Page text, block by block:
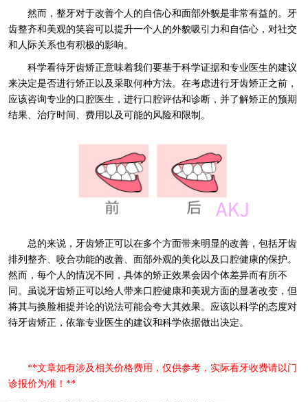
然而，整牙对于改善个人的自信心和面部外貌是非常有益的。牙
齿整齐和美观的笑容可以提升一个人的外貌吸引力和自信心，对社交
和人际关系也有积极的影响。
科学看待牙齿矫正意味着我们要基于科学证据和专业医生的建议
来决定是否进行矫正以及采取何种方法。在考虑进行牙齿矫正之前，
应该咨询专业的口腔医生，进行口腔评估和诊断，并了解矫正的预期
结果、治疗时间、费用以及可能的风险和限制。
总的来说，牙齿矫正可以在多个方面带来明显的改善，包括牙齿
排列整齐、咬合功能的改善、面部外观的美化以及口腔健康的保护。
然而，每个人的情况不同，具体的矫正效果会因个体差异而有所不
同。虽说牙齿矫正可以给人带来口腔健康和美观方面的显著改变，但
将其与换脸相提并论的说法可能会夸大其效果。应该以科学的态度对
待牙齿矫正，依靠专业医生的建议和科学依据做出决定。
**文章如有涉及相关价格费用，仅供参考，实际看牙收费请以门
诊报价为准！**